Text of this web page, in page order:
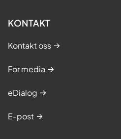
KONTAKT
Kontakt oss
For media
eDialog
E-post